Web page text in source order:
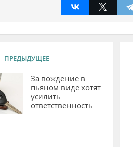
ПРЕДЫДУЩЕЕ
За вождение в
пьяном виде хотят
усилить
ответственность